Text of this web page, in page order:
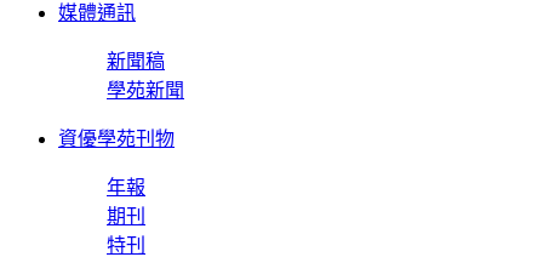
媒體通訊
新聞稿
學苑新聞
資優學苑刊物
年報
期刊
特刊